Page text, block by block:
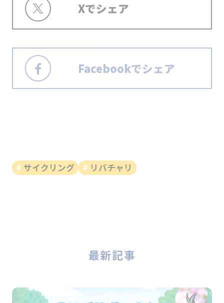
Xでシェア
Facebookでシェア
サイクリング リバチャリ
最新記事